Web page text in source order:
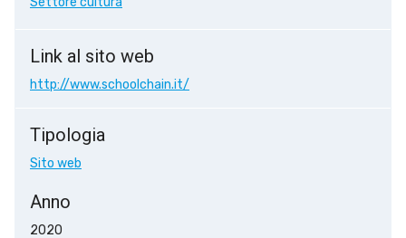
Link al sito web
http://www.schoolchain.it/
Tipologia
Sito web
Anno
2020